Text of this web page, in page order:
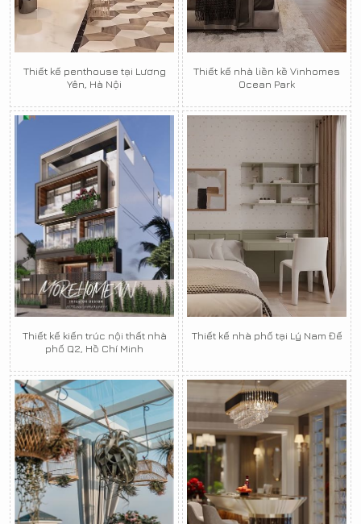
Thiết kế penthouse tại Lương
Yên, Hà Nội
Thiết kế nhà liền kề Vinhomes
Ocean Park
Thiết kế kiến trúc nội thất nhà
phố Q2, Hồ Chí Minh
Thiết kế nhà phố tại Lý Nam Đế